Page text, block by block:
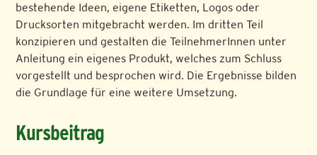
bestehende Ideen, eigene Etiketten, Logos oder
Drucksorten mitgebracht werden. Im dritten Teil
konzipieren und gestalten die TeilnehmerInnen unter
Anleitung ein eigenes Produkt, welches zum Schluss
vorgestellt und besprochen wird. Die Ergebnisse bilden
die Grundlage für eine weitere Umsetzung.
Kursbeitrag